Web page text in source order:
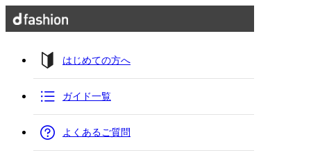
はじめての方へ
ガイド一覧
よくあるご質問